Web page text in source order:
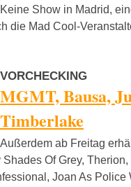
Keine Show in Madrid,
die Mad Cool-
VORCHECKING
MGMT, Bausa,
Timberlake
Außerdem ab Freitag
Of Grey,
Joan As Police